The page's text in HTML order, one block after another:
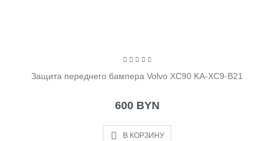
Защита переднего бампера Volvo XC90 KA-XC9-B21
600 BYN
В КОРЗИНУ